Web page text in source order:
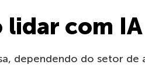
lidar com
dependendo do setor